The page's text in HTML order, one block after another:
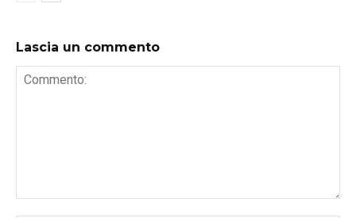
Lascia un commento